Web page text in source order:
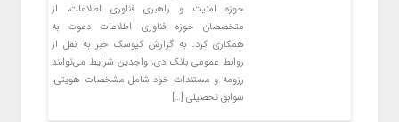
حوزه امنیت و راهبری فناوری اطلاعات، از
متخصصان حوزه فناوری اطلاعات دعوت به
همکاری کرد. به گزارش کیوسک خبر به نقل از
روابط عمومی بانک دی، واجدین شرایط می‌توانند
رزومه و مستندات خود شامل مشخصات هویتی،
سوابق تحصیلی […]